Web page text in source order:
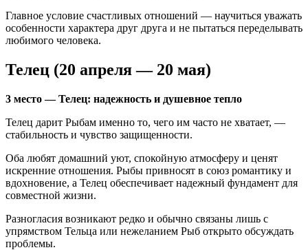
Главное условие счастливых отношений — научиться уважать
особенности характера друг друга и не пытаться переделывать
любимого человека.
Телец (20 апреля — 20 мая)
3 место — Телец: надежность и душевное тепло
Телец дарит Рыбам именно то, чего им часто не хватает, —
стабильность и чувство защищенности.
Оба любят домашний уют, спокойную атмосферу и ценят
искренние отношения. Рыбы привносят в союз романтику и
вдохновение, а Телец обеспечивает надежный фундамент для
совместной жизни.
Разногласия возникают редко и обычно связаны лишь с
упрямством Тельца или нежеланием Рыб открыто обсуждать
проблемы.